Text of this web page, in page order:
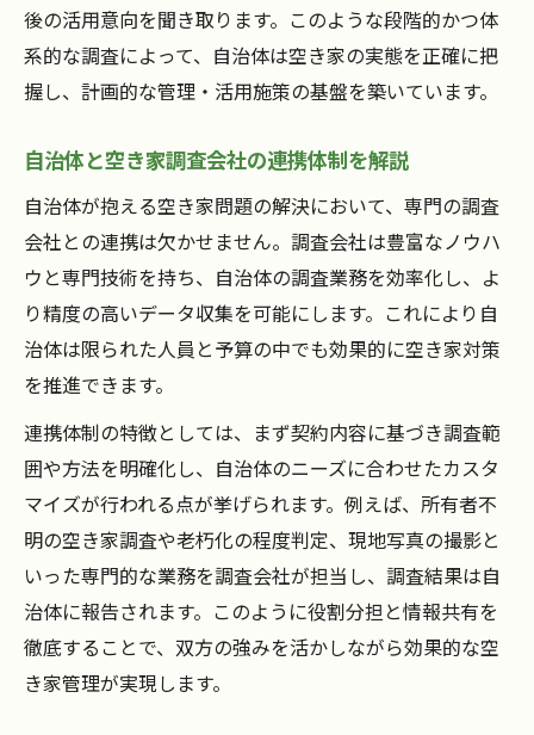
後の活用意向を聞き取ります。このような段階的かつ体
系的な調査によって、自治体は空き家の実態を正確に把
握し、計画的な管理・活用施策の基盤を築いています。
自治体と空き家調査会社の連携体制を解説
自治体が抱える空き家問題の解決において、専門の調査
会社との連携は欠かせません。調査会社は豊富なノウハ
ウと専門技術を持ち、自治体の調査業務を効率化し、よ
り精度の高いデータ収集を可能にします。これにより自
治体は限られた人員と予算の中でも効果的に空き家対策
を推進できます。
連携体制の特徴としては、まず契約内容に基づき調査範
囲や方法を明確化し、自治体のニーズに合わせたカスタ
マイズが行われる点が挙げられます。例えば、所有者不
明の空き家調査や老朽化の程度判定、現地写真の撮影と
いった専門的な業務を調査会社が担当し、調査結果は自
治体に報告されます。このように役割分担と情報共有を
徹底することで、双方の強みを活かしながら効果的な空
き家管理が実現します。